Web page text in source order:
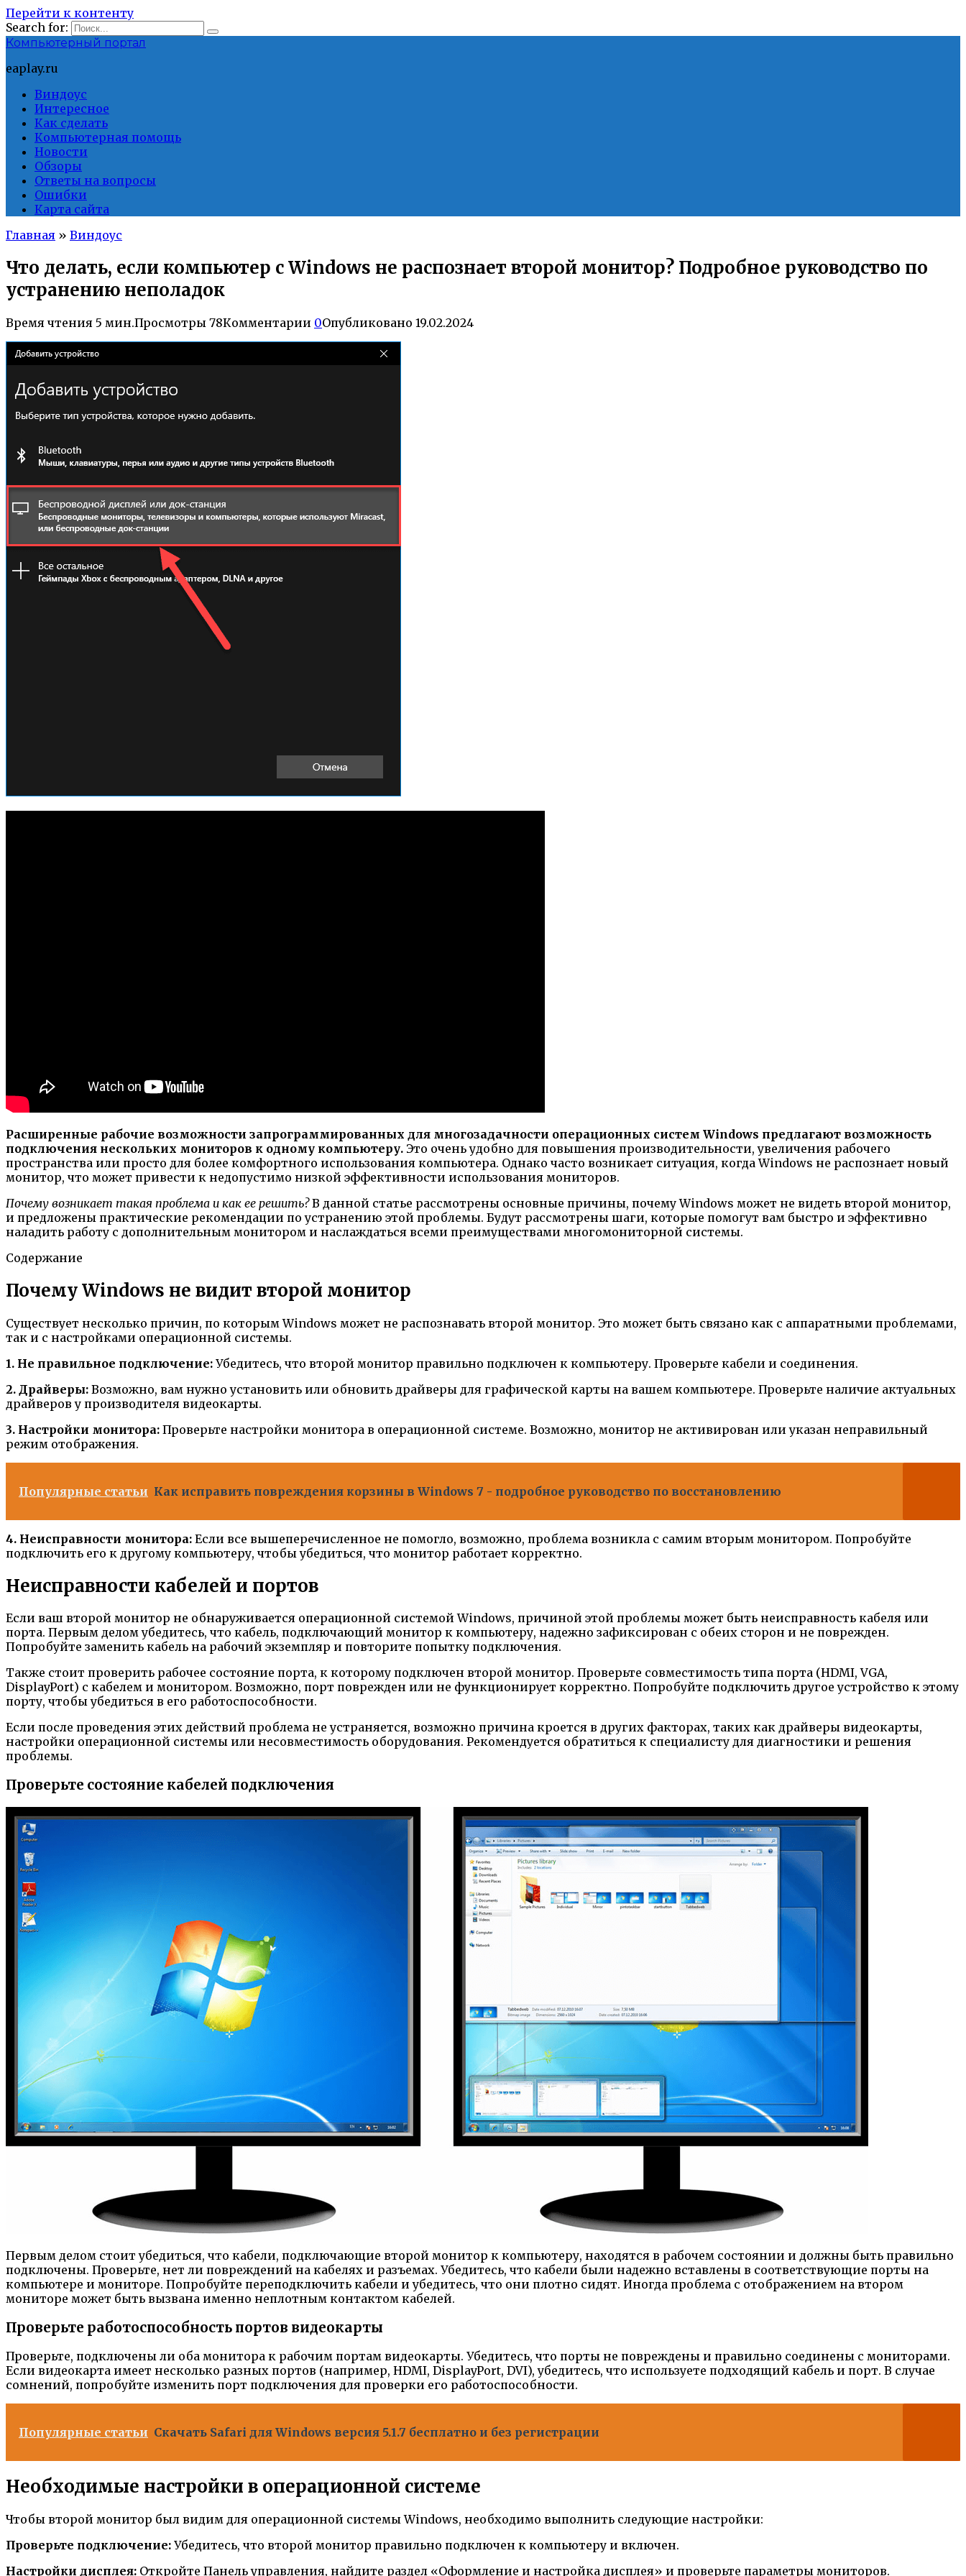
Перейти к контенту
Search for:
Компьютерный портал
eaplay.ru
Виндоус
Интересное
Как сделать
Компьютерная помощь
Новости
Обзоры
Ответы на вопросы
Ошибки
Карта сайта
Главная » Виндоус
Что делать, если компьютер с Windows не распознает второй монитор? Подробное руководство по
устранению неполадок
Время чтения 5 мин.Просмотры 78Комментарии 0Опубликовано 19.02.2024
Расширенные рабочие возможности запрограммированных для многозадачности операционных систем Windows предлагают возможность
подключения нескольких мониторов к одному компьютеру. Это очень удобно для повышения производительности, увеличения рабочего
пространства или просто для более комфортного использования компьютера. Однако часто возникает ситуация, когда Windows не распознает новый
монитор, что может привести к недопустимо низкой эффективности использования мониторов.
Почему возникает такая проблема и как ее решить?В данной статье рассмотрены основные причины, почему Windows может не видеть второй монитор,
и предложены практические рекомендации по устранению этой проблемы. Будут рассмотрены шаги, которые помогут вам быстро и эффективно
наладить работу с дополнительным монитором и наслаждаться всеми преимуществами многомониторной системы.
Содержание
Почему Windows не видит второй монитор
Существует несколько причин, по которым Windows может не распознавать второй монитор. Это может быть связано как с аппаратными проблемами,
так и с настройками операционной системы.
1. Не правильное подключение: Убедитесь, что второй монитор правильно подключен к компьютеру. Проверьте кабели и соединения.
2. Драйверы: Возможно, вам нужно установить или обновить драйверы для графической карты на вашем компьютере. Проверьте наличие актуальных
драйверов у производителя видеокарты.
3. Настройки монитора: Проверьте настройки монитора в операционной системе. Возможно, монитор не активирован или указан неправильный
режим отображения.
Популярные статьи Как исправить повреждения корзины в Windows 7 - подробное руководство по восстановлению
4. Неисправности монитора: Если все вышеперечисленное не помогло, возможно, проблема возникла с самим вторым монитором. Попробуйте
подключить его к другому компьютеру, чтобы убедиться, что монитор работает корректно.
Неисправности кабелей и портов
Если ваш второй монитор не обнаруживается операционной системой Windows, причиной этой проблемы может быть неисправность кабеля или
порта. Первым делом убедитесь, что кабель, подключающий монитор к компьютеру, надежно зафиксирован с обеих сторон и не поврежден.
Попробуйте заменить кабель на рабочий экземпляр и повторите попытку подключения.
Также стоит проверить рабочее состояние порта, к которому подключен второй монитор. Проверьте совместимость типа порта (HDMI, VGA,
DisplayPort) с кабелем и монитором. Возможно, порт поврежден или не функционирует корректно. Попробуйте подключить другое устройство к этому
порту, чтобы убедиться в его работоспособности.
Если после проведения этих действий проблема не устраняется, возможно причина кроется в других факторах, таких как драйверы видеокарты,
настройки операционной системы или несовместимость оборудования. Рекомендуется обратиться к специалисту для диагностики и решения
проблемы.
Проверьте состояние кабелей подключения
Первым делом стоит убедиться, что кабели, подключающие второй монитор к компьютеру, находятся в рабочем состоянии и должны быть правильно
подключены. Проверьте, нет ли повреждений на кабелях и разъемах. Убедитесь, что кабели были надежно вставлены в соответствующие порты на
компьютере и мониторе. Попробуйте переподключить кабели и убедитесь, что они плотно сидят. Иногда проблема с отображением на втором
мониторе может быть вызвана именно неплотным контактом кабелей.
Проверьте работоспособность портов видеокарты
Проверьте, подключены ли оба монитора к рабочим портам видеокарты. Убедитесь, что порты не повреждены и правильно соединены с мониторами.
Если видеокарта имеет несколько разных портов (например, HDMI, DisplayPort, DVI), убедитесь, что используете подходящий кабель и порт. В случае
сомнений, попробуйте изменить порт подключения для проверки его работоспособности.
Популярные статьи Скачать Safari для Windows версия 5.1.7 бесплатно и без регистрации
Необходимые настройки в операционной системе
Чтобы второй монитор был видим для операционной системы Windows, необходимо выполнить следующие настройки:
Проверьте подключение: Убедитесь, что второй монитор правильно подключен к компьютеру и включен.
Настройки дисплея: Откройте Панель управления, найдите раздел «Оформление и настройка дисплея» и проверьте параметры мониторов.